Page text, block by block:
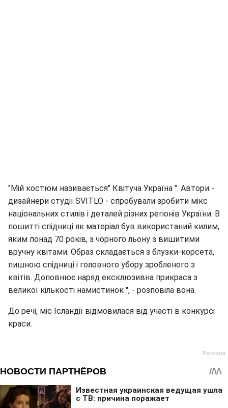
"Мій костюм називається" Квітуча Україна ". Автори -
дизайнери студії SVITLO - спробували зробити мікс
національних стилів і деталей різних регіонів України. В
пошитті спідниці як матеріал був використаний килим,
яким понад 70 років, з чорного льону з вишитими
вручну квітами. Образ складається з блузки-корсета,
пишною спідниці і головного убору зробленого з
квітів. Доповнює наряд ексклюзивна прикраса з
великої кількості намистинок ", - розповіла вона.
До речі, міс Ісландії відмовилася від участі в конкурсі
краси.